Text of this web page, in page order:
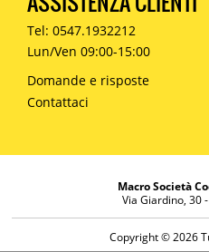
Tel: 0547.1932212
Lun/Ven 09:00-15:00
Domande e risposte
Contattaci
Macro Società
Via Giardino, 30
Copyright © 2026